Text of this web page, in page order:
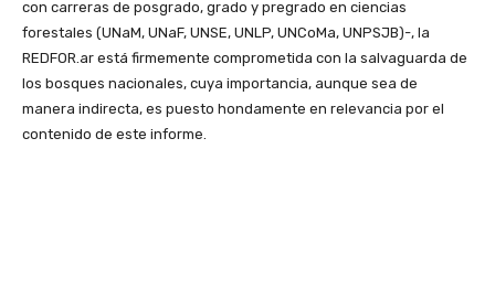
con carreras de posgrado, grado y pregrado en ciencias
forestales (UNaM, UNaF, UNSE, UNLP, UNCoMa, UNPSJB)-, la
REDFOR.ar está firmemente comprometida con la salvaguarda de
los bosques nacionales, cuya importancia, aunque sea de
manera indirecta, es puesto hondamente en relevancia por el
contenido de este informe.